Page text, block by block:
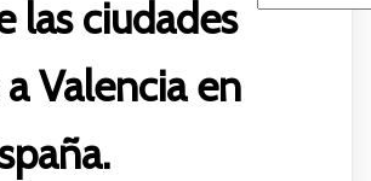
las ciudades
Valencia en